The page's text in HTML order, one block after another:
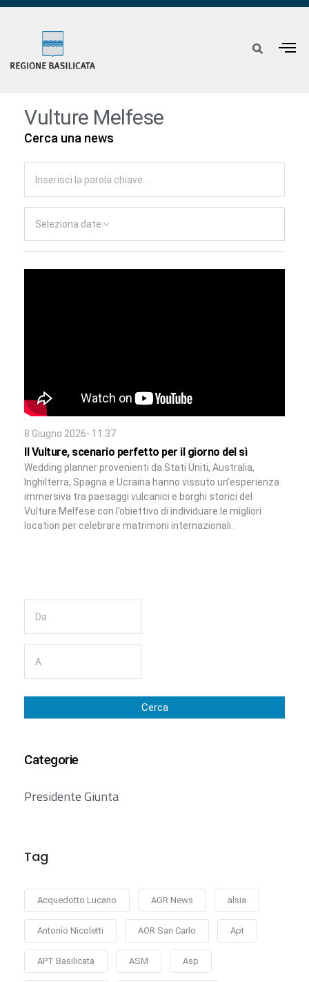
Vulture Melfese
Cerca una news
Seleziona date
8 Giugno 2026- 11:37
Il Vulture, scenario perfetto per il giorno del sì
Wedding planner provenienti da Stati Uniti, Australia,
Inghilterra, Spagna e Ucraina hanno vissuto un’esperienza
immersiva tra paesaggi vulcanici e borghi storici del
Vulture Melfese con l’obiettivo di individuare le migliori
location per celebrare matrimoni internazionali.
Cerca
Categorie
Presidente Giunta
Tag
Acquedotto Lucano AGR News alsia
Antonio Nicoletti AOR San Carlo Apt
APT Basilicata ASM Asp